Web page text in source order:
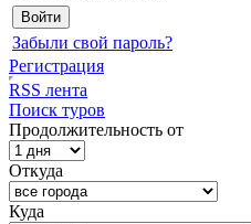
Забыли свой пароль?
Регистрация
RSS лента
Поиск туров
Продолжительность от
Откуда
Куда